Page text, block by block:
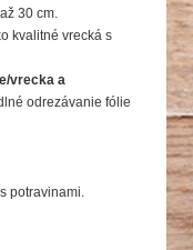
30 cm.
kvalitné vrecká s
vrecka a
odrezávanie fólie
potravinami.